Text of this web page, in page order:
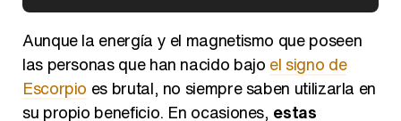
Aunque la energía y el magnetismo que poseen
las personas que han nacido bajo el signo de
Escorpio es brutal, no siempre saben utilizarla en
su propio beneficio. En ocasiones, estas